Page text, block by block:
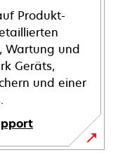
Produkt-
Wartung und
Geräts,
und einer